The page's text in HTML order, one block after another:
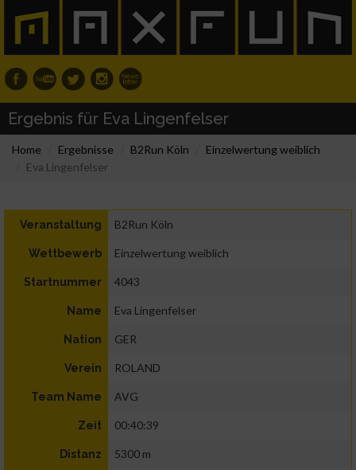
Ergebnis für Eva Lingenfelser
Home Ergebnisse B2Run Köln
Einzelwertung weiblich
Eva Lingenfelser
Veranstaltung B2Run Köln
Wettbewerb Einzelwertung weiblich
Startnummer 4043
Name Eva Lingenfelser
Nation GER
Verein ROLAND
Team Name AVG
Zeit 00:40:39
Distanz 5300 m